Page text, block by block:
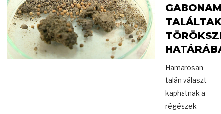
TALÁLTAK
Hamarosan
talán választ
kaphatnak a
régészek